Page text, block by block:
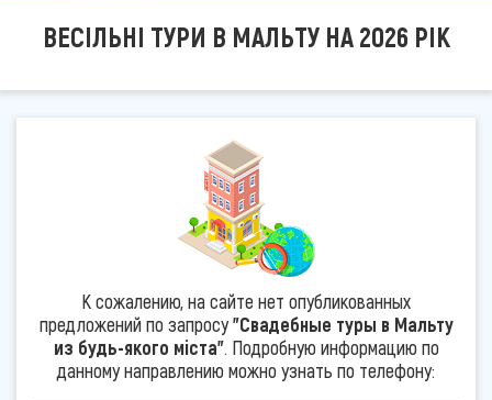
ВЕСІЛЬНІ ТУРИ В МАЛЬТУ НА 2026 РІК
К сожалению, на сайте нет опубликованных
предложений по запросу"Свадебные туры в Мальту
из будь-якого міста". Подробную информацию по
данному направлению можно узнать по телефону: